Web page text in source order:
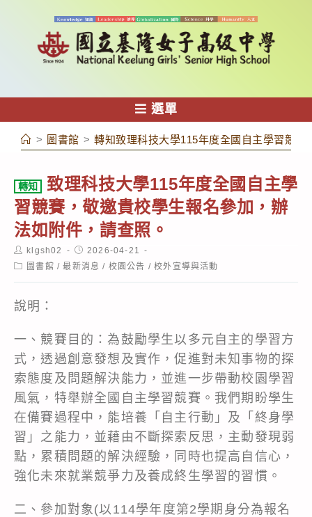
容
選單
> 圖書館 > 轉知致理科技大學115年度全國自主學習競
轉知
致理科技大學115年度全國自主學
習競賽，敬邀貴校學生報名參加，辦
法如附件，請查照。
Post
author:
klgsh02
Post
published:
2026-04-21
Post圖書館 / 最新消息 / 校園公告 / 校外宣導與活動
說明：
一、競賽目的：為鼓勵學生以多元自主的學習方
式，透過創意發想及實作，促進對未知事物的探
索態度及問題解決能力，並進一步帶動校園學習
風氣，特舉辦全國自主學習競賽。我們期盼學生
在備賽過程中，能培養「自主行動」及「終身學
習」之能力，並藉由不斷探索反思，主動發現弱
點，累積問題的解決經驗，同時也提高自信心，
強化未來就業競爭力及養成終生學習的習慣。
二、參加對象(以114學年度第2學期身分為報名